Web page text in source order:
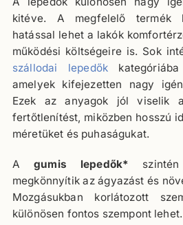
kitéve. A megfelelő termék
hatással lehet a lakók
működési költségeire is. Sok
szállodai lepedők
amelyek kifejezetten nagy
Ezek az anyagok jól viselik
fertőtlenítést, miközben hosszú
méretüket és puhaságukat.
Agumis lepedők*
szintén
megkönnyítik az ágyazást és
Mozgásukban korlátozott
különösen fontos szempont lehet.